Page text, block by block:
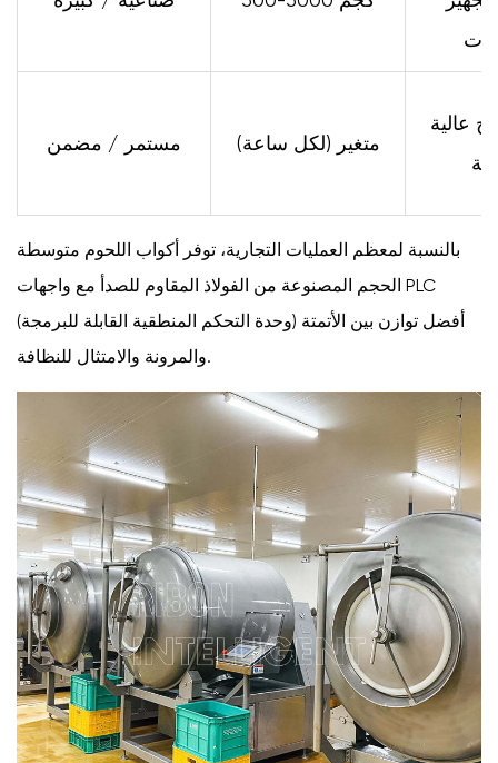
مستمر / مضمن متغير (لكل ساعة)
عالية
بالنسبة لمعظم العمليات التجارية، توفر أكواب اللحوم متوسطة
الحجم المصنوعة من الفولاذ المقاوم للصدأ مع واجهات PLC
(وحدة التحكم المنطقية القابلة للبرمجة) أفضل توازن بين الأتمتة
والمرونة والامتثال للنظافة.